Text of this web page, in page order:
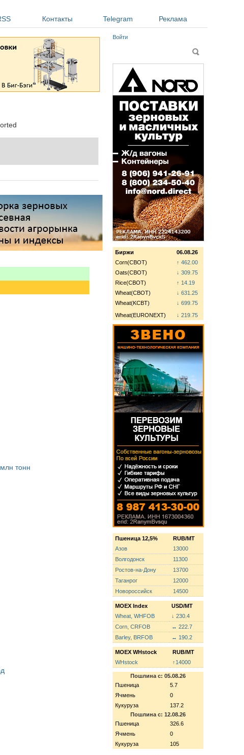
Контакты Telegram Реклама
тонн
Войти
Поиск
Биржи
06.08.26
Corn(CBOT)
↑ 462.00
Oats(CBOT)
↓ 309.75
Rice(CBOT)
↑ 14.19
Wheat(CBOT)
↓ 631.25
Wheat(KCBT)
↓ 699.75
Wheat(EURONEXT)
↓ 219.75
Пшеница 12,5%
RUB/MT
Азов
13000
Волгодонск
11300
Ростов-на-Дону
13700
Таганрог
12000
Новороссийск
14500
MOEX Index
USD/MT
Wheat, WHFOB
↓ 230.4
Corn, CRFOB
↔ 222.7
Barley, BRFOB
↔ 190.2
MOEX WHstock
RUB/MT
WHstock
↑14000
Пошлина с: 05.08.26
Пшеница
5.7
Ячмень
0
Кукуруза
137.2
Пошлина с: 12.08.26
Пшеница
326.6
Ячмень
0
Кукуруза
105